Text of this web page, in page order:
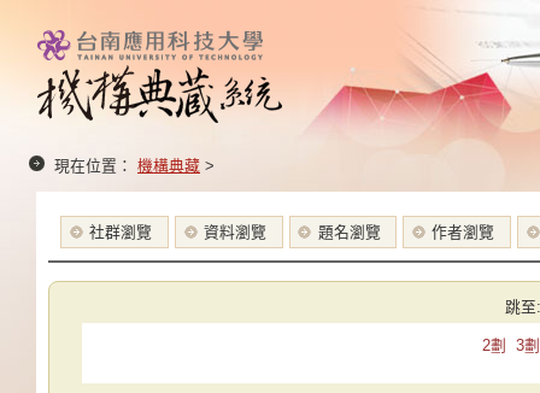
現在位置： 機構典藏 >
社群瀏覽 資料瀏覽 題名瀏覽 作者瀏覽
跳至:
2劃 3劃